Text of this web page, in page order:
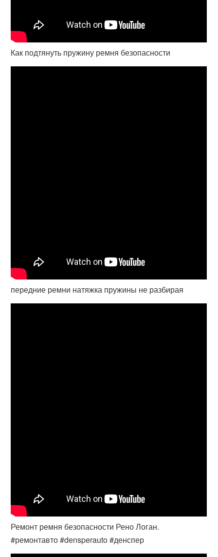
Как подтянуть пружину ремня безопасности
передние ремни натяжка пружины не разбирая
Ремонт ремня безопасности Рено Логан.
#ремонтавто #densperauto #денспер